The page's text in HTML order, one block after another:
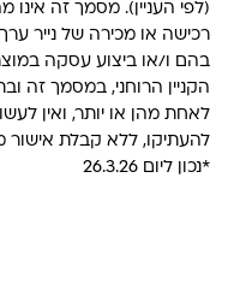
(לפי העניין). מסמך זה
רכישה או מכירה של נייר
בהם ו/או ביצוע עסקה במוצר
הקניין הרוחני, במסמך זה
לאחת מהן או יותר, ואין
להעתיקו, ללא קבלת אישור
*נכון ליום 26.3.26